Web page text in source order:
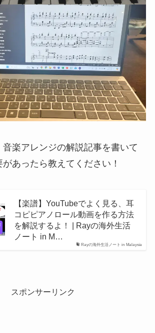
音楽アレンジの解説記事を書いて
あったら教えてください！
Rayの海外生活ノート in Malaysia
【楽譜】YouTubeでよく見る、耳
コピピアノロール動画を作る方法
を解説するよ！ | Rayの海外生活
ノート in M…
スポンサーリンク